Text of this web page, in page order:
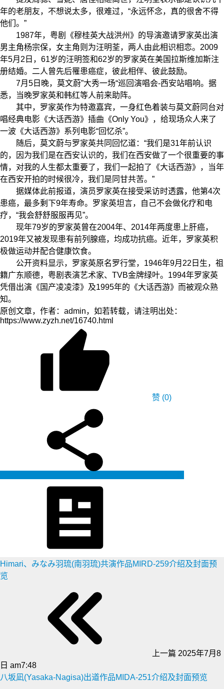
年的老朋友，不想说太多，很难过，“永远怀念，真的很舍不得
他们。”
1987年，粤剧《穆桂英大战洪州》的导演邀请罗家英出演
男主角杨宗保，女主角则为汪明荃，两人由此相识相恋。2009
年5月2日，61岁的汪明签和62岁的罗家英在美国拉斯维加斯注
册结婚。二人曾先后罹患癌症，彼此相伴、彼此鼓励。
7月5日晚，莫文蔚”大秀一场“巡回演唱会-西安站唱响。据
悉，当晚罗家英和韩红等人前来助阵。
其中，罗家英作为特邀嘉宾，一身红色着装与莫文蔚同台对
唱经典电影《大话西游》插曲《Only You》，给现场众人来了
一波《大话西游》系列电影“回忆杀”。
随后，莫文蔚与罗家英共同回忆道：“我们是31年前认识
的，因为我们是在西安认识的，我们在西安做了一个很重要的事
情，对我的人生都太重要了，我们一起拍了《大话西游》，当年
在西安开拍的时候很冷，我们是同甘共苦。”
据媒体此前报道，演员罗家英在接受采访时透露，他第4次
患癌，最多剩下9年寿命。罗家英坦言，自己不会做化疗和电
疗，“我会舒舒服服再见”。
现年79岁的罗家英曾在2004年、2014年两度患上肝癌，
2019年又被发现患有前列腺癌，均成功抗癌。近年，罗家英积
极做运动并配合健康饮食。
公开资料显示，罗家英原名罗行堂，1946年9月22日生，祖
籍广东顺德，粤剧表演艺术家、TVB金牌绿叶。1994年罗家英
凭借出演《国产凌凌漆》及1995年的《大话西游》而被观众熟
知。
原创文章，作者：admin，如若转载，请注明出处：
https://www.zyzh.net/16740.html
赞 (0)
Himari、みなみ羽琉(南羽琉)共演作品MIRD-259介绍及封面预
览
上一篇 2025年7月8
日 am7:48
八坂凪(Yasaka-Nagisa)出道作品MIDA-251介绍及封面预览